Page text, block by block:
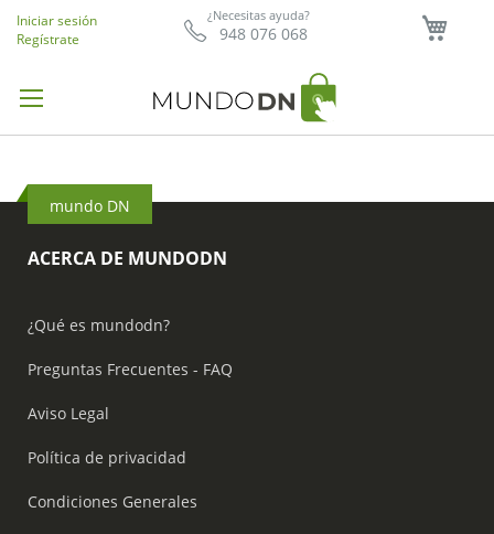
¿Necesitas ayuda?
948 076 068
Iniciar sesión
Regístrate
mundo DN
ACERCA DE MUNDODN
¿Qué es mundodn?
Preguntas Frecuentes - FAQ
Aviso Legal
Política de privacidad
Condiciones Generales